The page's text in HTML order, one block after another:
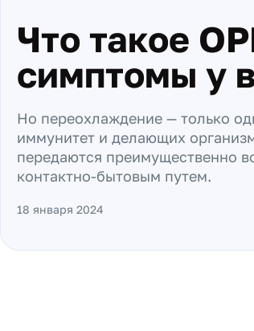
Что такое
симптомы у
Но переохлаждение — только
иммунитет и делающих
передаются преимущественно
контактно-бытовым путем.
18 января 2024